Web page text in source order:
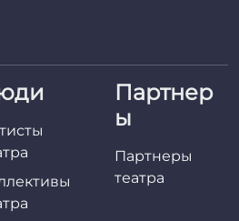
Партнер
ы
Партнеры
театра